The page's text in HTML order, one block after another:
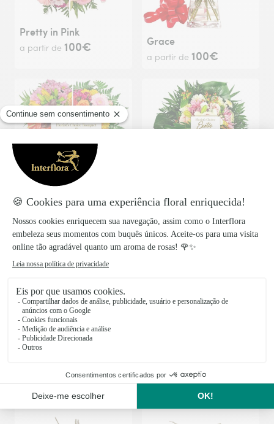
Pretty in Pink
a partir de 100€ Grace
a partir de 100€
Joy
a partir de 100€
a partir de 100€
a partir de100€ a partir de95€